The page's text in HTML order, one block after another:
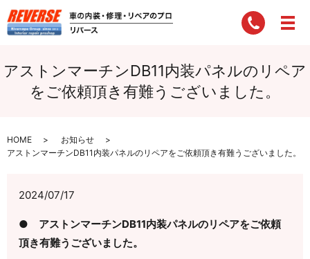
アストンマーチンDB11内装パネルのリペア
をご依頼頂き有難うございました。
HOME
お知らせ
アストンマーチンDB11内装パネルのリペアをご依頼頂き有難うございました。
2024/07/17
● アストンマーチンDB11内装パネルのリペアをご依頼
頂き有難うございました。